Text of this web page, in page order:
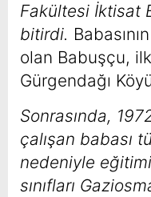
Fakültesi İktisat
bitirdi.
olan Babuşçu,
Gürgendağı
Sonrasında,
çalışan babası
nedeniyle
sınıfları